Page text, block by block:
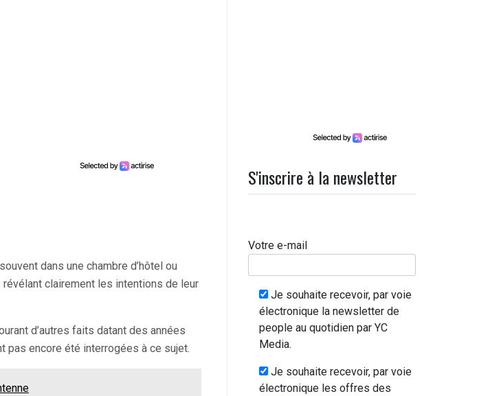
dans une chambre d’hôtel ou
clairement les intentions de leur
d’autres faits datant des années
pas encore été interrogées à ce sujet.
S'inscrire à la newsletter
Votre e-mail
Je souhaite recevoir, par voie
électronique la newsletter de
people au quotidien par YC
Media.
Je souhaite recevoir, par voie
électronique les offres des